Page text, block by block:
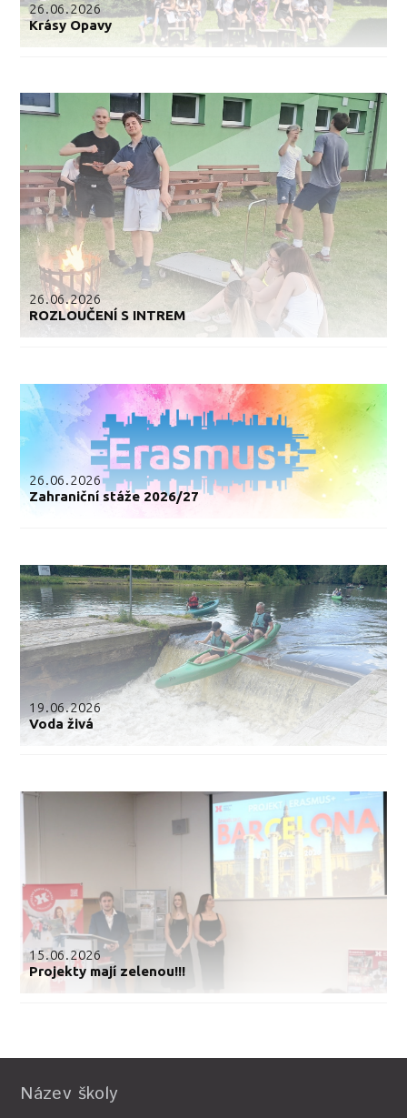
26.06.2026
Krásy Opavy
26.06.2026
ROZLOUČENÍ S INTREM
26.06.2026
Zahraniční stáže 2026/27
19.06.2026
Voda živá
15.06.2026
Projekty mají zelenou!!!
Název školy